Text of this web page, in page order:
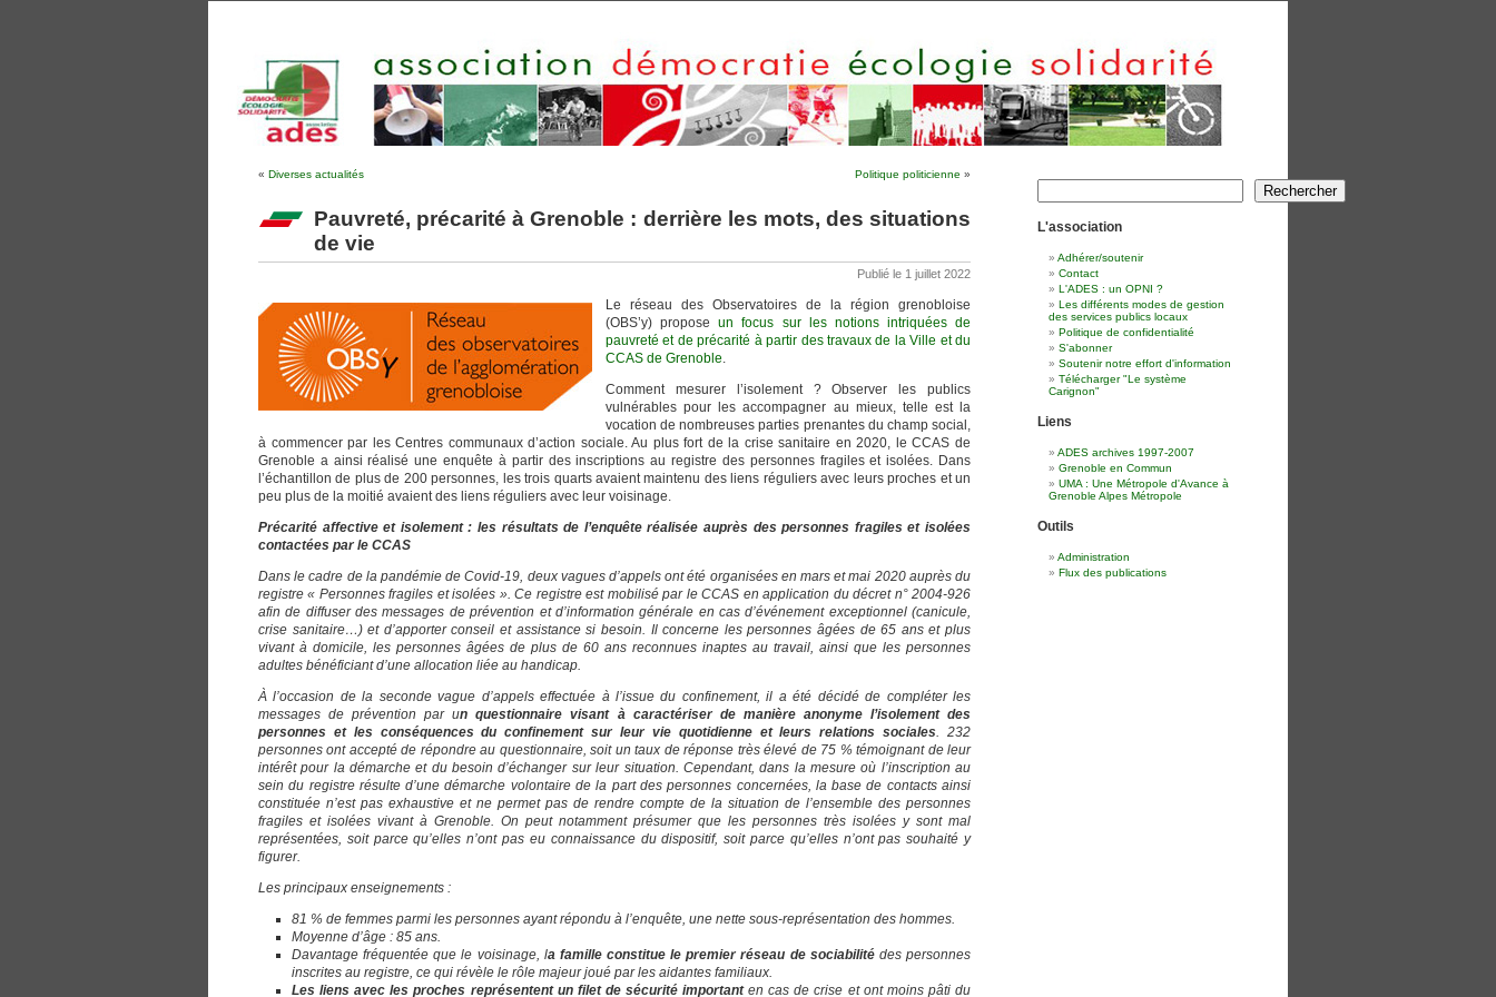
« Diverses actualités Politique politicienne »
Pauvreté, précarité à Grenoble : derrière les mots, des situations
de vie
Publié le 1 juillet 2022
Le réseau des Observatoires de la région grenobloise
(OBS’y) proposeun focus sur les notions intriquées de
pauvreté et de précarité à partir des travaux de la Ville et du
CCAS de Grenoble.
Comment mesurer l’isolement ? Observer les publics
vulnérables pour les accompagner au mieux, telle est la
vocation de nombreuses parties prenantes du champ social,
à commencer par les Centres communaux d’action sociale. Au plus fort de la crise sanitaire en 2020, le CCAS de
Grenoble a ainsi réalisé une enquête à partir des inscriptions au registre des personnes fragiles et isolées. Dans
l’échantillon de plus de 200 personnes, les trois quarts avaient maintenu des liens réguliers avec leurs proches et un
peu plus de la moitié avaient des liens réguliers avec leur voisinage.
Précarité affective et isolement : les résultats de l’enquête réalisée auprès des personnes fragiles et isolées
contactées par le CCAS
Dans le cadre de la pandémie de Covid-19, deux vagues d’appels ont été organisées en mars et mai 2020 auprès du
registre « Personnes fragiles et isolées ». Ce registre est mobilisé par le CCAS en application du décret n° 2004-926
afin de diffuser des messages de prévention et d’information générale en cas d’événement exceptionnel (canicule,
crise sanitaire…) et d’apporter conseil et assistance si besoin. Il concerne les personnes âgées de 65 ans et plus
vivant à domicile, les personnes âgées de plus de 60 ans reconnues inaptes au travail, ainsi que les personnes
adultes bénéficiant d’une allocation liée au handicap.
À l’occasion de la seconde vague d’appels effectuée à l’issue du confinement, il a été décidé de compléter les
messages de prévention par un questionnaire visant à caractériser de manière anonyme l’isolement des
personnes et les conséquences du confinement sur leur vie quotidienne et leurs relations sociales. 232
personnes ont accepté de répondre au questionnaire, soit un taux de réponse très élevé de 75 % témoignant de leur
intérêt pour la démarche et du besoin d’échanger sur leur situation. Cependant, dans la mesure où l’inscription au
sein du registre résulte d’une démarche volontaire de la part des personnes concernées, la base de contacts ainsi
constituée n’est pas exhaustive et ne permet pas de rendre compte de la situation de l’ensemble des personnes
fragiles et isolées vivant à Grenoble. On peut notamment présumer que les personnes très isolées y sont mal
représentées, soit parce qu’elles n’ont pas eu connaissance du dispositif, soit parce qu’elles n’ont pas souhaité y
figurer.
Les principaux enseignements :​
81 % de femmes parmi les personnes ayant répondu à l’enquête, une nette sous-représentation des hommes.
Moyenne d’âge : 85 ans.
Davantage fréquentée que le voisinage, la famille constitue le premier réseau de sociabilitédes personnes
inscrites au registre, ce qui révèle le rôle majeur joué par les aidantes familiaux.
Les liens avec les proches représentent un filet de sécurité importanten cas de crise et ont moins pâti du
Rechercher Rechercher
L'association
Adhérer/soutenir
Contact
L'ADES : un OPNI ?
Les différents modes de gestion
des services publics locaux
Politique de confidentialité
S'abonner
Soutenir notre effort d'information
Télécharger "Le système
Carignon"
Liens
ADES archives 1997-2007
Grenoble en Commun
UMA : Une Métropole d'Avance à
Grenoble Alpes Métropole
Outils
Administration
Flux des publications